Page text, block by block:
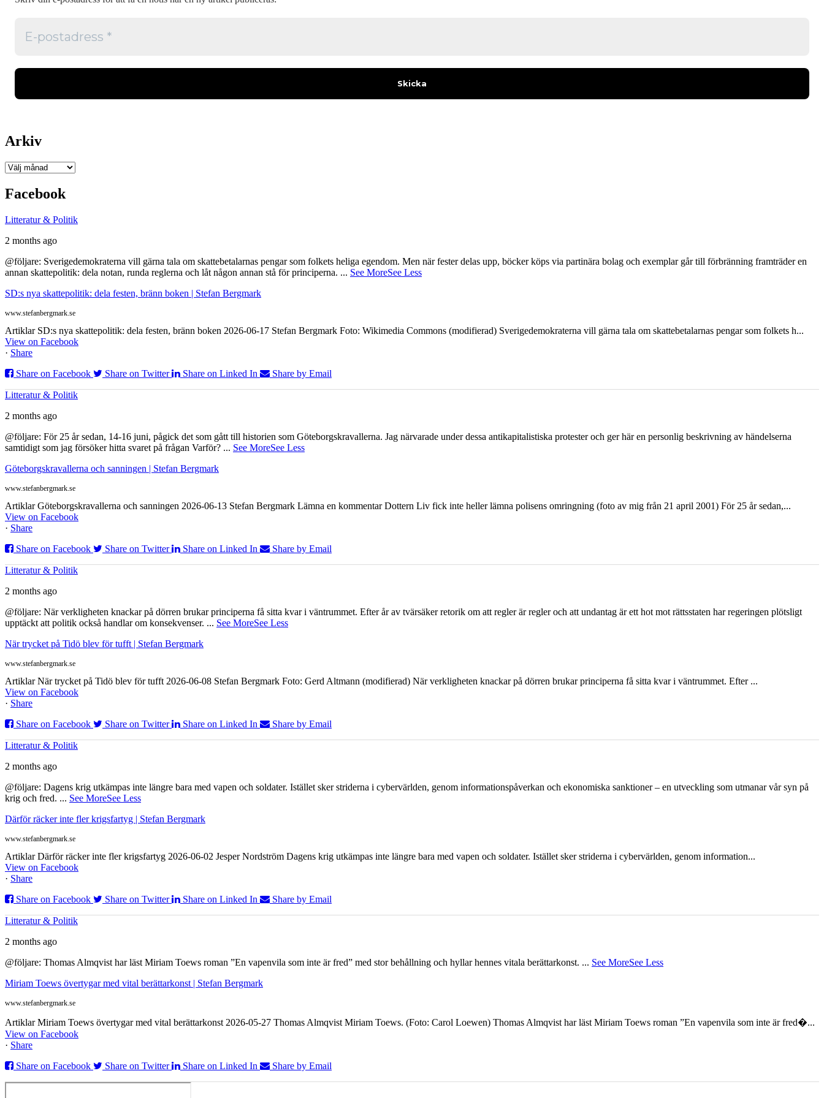
Arkiv
Arkiv
Facebook
Litteratur & Politik
2 months ago
@följare: Sverigedemokraterna vill gärna tala om skattebetalarnas pengar som folkets heliga egendom. Men när fester delas upp, böcker köps via partinära bolag och exemplar går till förbränning framträder en
annan skattepolitik: dela notan, runda reglerna och låt någon annan stå för principerna. ... See MoreSee Less
SD:s nya skattepolitik: dela festen, bränn boken | Stefan Bergmark
www.stefanbergmark.se
Artiklar SD:s nya skattepolitik: dela festen, bränn boken 2026-06-17 Stefan Bergmark Foto: Wikimedia Commons (modifierad) Sverigedemokraterna vill gärna tala om skattebetalarnas pengar som folkets h...
View on Facebook
· Share
Share on Facebook
Share on Twitter Share on Linked In Share by Email
Litteratur & Politik
2 months ago
@följare: För 25 år sedan, 14-16 juni, pågick det som gått till historien som Göteborgskravallerna. Jag närvarade under dessa antikapitalistiska protester och ger här en personlig beskrivning av händelserna
samtidigt som jag försöker hitta svaret på frågan Varför? ... See MoreSee Less
Göteborgskravallerna och sanningen | Stefan Bergmark
www.stefanbergmark.se
Artiklar Göteborgskravallerna och sanningen 2026-06-13 Stefan Bergmark Lämna en kommentar Dottern Liv fick inte heller lämna polisens omringning (foto av mig från 21 april 2001) För 25 år sedan,...
View on Facebook
· Share
Share on Facebook
Share on Twitter Share on Linked In Share by Email
Litteratur & Politik
2 months ago
@följare: När verkligheten knackar på dörren brukar principerna få sitta kvar i väntrummet. Efter år av tvärsäker retorik om att regler är regler och att undantag är ett hot mot rättsstaten har regeringen plötsligt
upptäckt att politik också handlar om konsekvenser. ... See MoreSee Less
När trycket på Tidö blev för tufft | Stefan Bergmark
www.stefanbergmark.se
Artiklar När trycket på Tidö blev för tufft 2026-06-08 Stefan Bergmark Foto: Gerd Altmann (modifierad) När verkligheten knackar på dörren brukar principerna få sitta kvar i väntrummet. Efter ...
View on Facebook
· Share
Share on Facebook
Share on Twitter Share on Linked In Share by Email
Litteratur & Politik
2 months ago
@följare: Dagens krig utkämpas inte längre bara med vapen och soldater. Istället sker striderna i cybervärlden, genom informationspåverkan och ekonomiska sanktioner – en utveckling som utmanar vår syn på
krig och fred. ... See MoreSee Less
Därför räcker inte fler krigsfartyg | Stefan Bergmark
www.stefanbergmark.se
Artiklar Därför räcker inte fler krigsfartyg 2026-06-02 Jesper Nordström Dagens krig utkämpas inte längre bara med vapen och soldater. Istället sker striderna i cybervärlden, genom information...
View on Facebook
· Share
Share on Facebook
Share on Twitter Share on Linked In Share by Email
Litteratur & Politik
2 months ago
@följare: Thomas Almqvist har läst Miriam Toews roman ”En vapenvila som inte är fred” med stor behållning och hyllar hennes vitala berättarkonst. ... See MoreSee Less
Miriam Toews övertygar med vital berättarkonst | Stefan Bergmark
www.stefanbergmark.se
Artiklar Miriam Toews övertygar med vital berättarkonst 2026-05-27 Thomas Almqvist Miriam Toews. (Foto: Carol Loewen) Thomas Almqvist har läst Miriam Toews roman ”En vapenvila som inte är fred�...
View on Facebook
· Share
Share on Facebook
Share on Twitter Share on Linked In Share by Email